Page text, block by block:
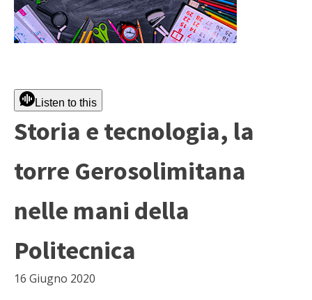
Listen to this
Storia e tecnologia, la
torre Gerosolimitana
nelle mani della
Politecnica
16 Giugno 2020